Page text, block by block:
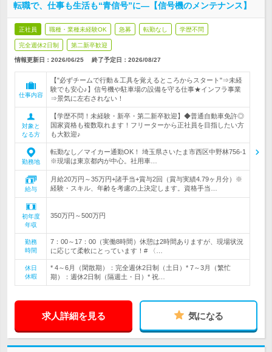
転職で、仕事も生活も“青信号”に―【信号機のメンテナンス】
正社員 職種・業種未経験OK 急募 転勤なし 学歴不問
完全週休2日制 第二新卒歓迎
情報更新日：2026/06/25 終了予定日： 2026/08/27
仕事内容
【"必ずチームで行動＆工具を覚えるところからスタート"⇒未経
験でも安心♪】信号機や駐車場の設備を守る仕事★インフラ事業
⇒景気に左右されない！
対象と
なる方
【学歴不問！未経験・新卒・第二新卒歓迎】◆普通自動車免許◎
国家資格も複数取れます！フリーターから正社員を目指したい方
も大歓迎♪
勤務地
転勤なし／マイカー通勤OK！ 埼玉県さいたま市西区中野林756-1
※現場は東京都内が中心。社用車…
給与
月給20万円～35万円+諸手当+賞与2回（賞与実績4.79ヶ月分）※
経験・スキル、年齢を考慮の上決定します。資格手当…
初年度
年収
350万円～500万円
勤務
時間
7：00～17：00（実働8時間）休憩は2時間ありますが、現場状況
に応じて柔軟にとっています！# 〈…
休日
休暇
* 4～6月（閑散期）：完全週休2日制（土日）* 7～3月（繁忙
期）：週休2日制（隔週土・日）* 祝…
求人詳細を見る 気になる